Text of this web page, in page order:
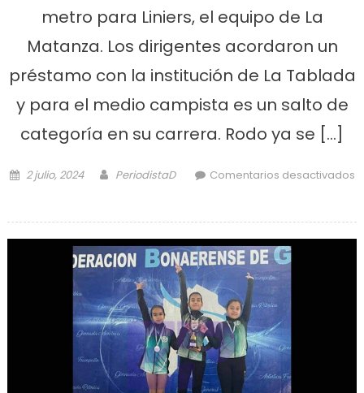
metro para Liniers, el equipo de La
Matanza. Los dirigentes acordaron un
préstamo con la institución de La Tablada
y para el medio campista es un salto de
categoría en su carrera. Rodo ya se […]
Posted on
2 julio, 2024 Author
PeriodistaD
Comentarios desactivados